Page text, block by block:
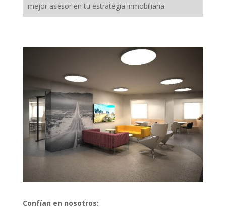
mejor asesor en tu estrategia inmobiliaria.
Confían en nosotros: